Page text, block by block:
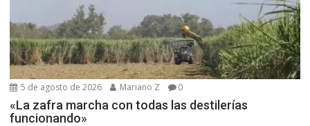
5 de agosto de 2026 Mariano Z 0
«La zafra marcha con todas las destilerías
funcionando»